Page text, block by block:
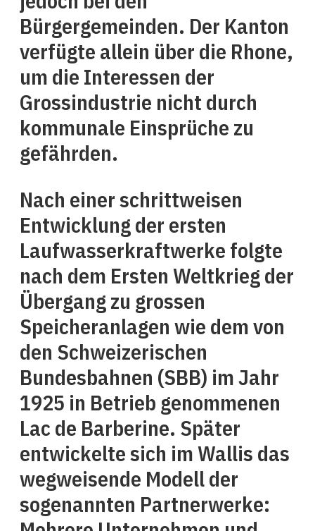
Bürgergemeinden. Der Kanton
verfügte allein über die Rhone,
um die Interessen der
Grossindustrie nicht durch
kommunale Einsprüche zu
gefährden.
Nach einer schrittweisen
Entwicklung der ersten
Laufwasserkraftwerke folgte
nach dem Ersten Weltkrieg der
Übergang zu grossen
Speicheranlagen wie dem von
den Schweizerischen
Bundesbahnen (SBB) im Jahr
1925 in Betrieb genommenen
Lac de Barberine. Später
entwickelte sich im Wallis das
wegweisende Modell der
sogenannten Partnerwerke: